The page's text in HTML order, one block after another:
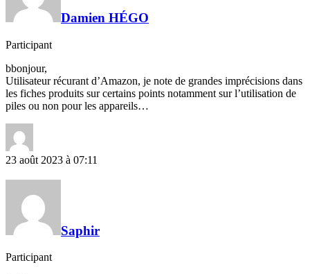
Damien HÉGO
Participant
bbonjour,
Utilisateur récurant d’Amazon, je note de grandes imprécisions dans
les fiches produits sur certains points notamment sur l’utilisation de
piles ou non pour les appareils…
23 août 2023 à 07:11
Saphir
Participant